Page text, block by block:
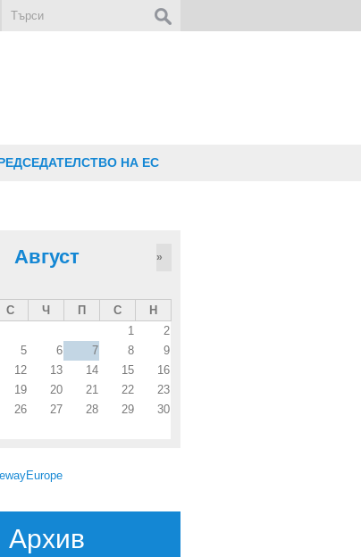
НА ЕС
Август »
С Ч П С
Н
1
2
5 6 7 8
9
12 13 14 15
16
19 20 21 22
23
26 27 28 29
30
Архив